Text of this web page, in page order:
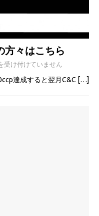
方々はこちら
受け付けていません
達成すると翌月C&C […]